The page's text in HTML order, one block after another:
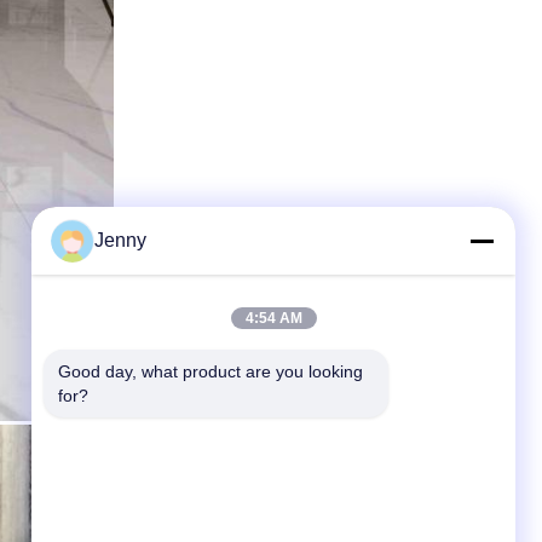
Jenny
4:54 AM
Good day, what product are you looking
for?